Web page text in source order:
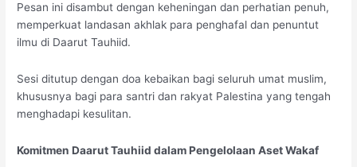
Pesan ini disambut dengan keheningan dan perhatian penuh,
memperkuat landasan akhlak para penghafal dan penuntut
ilmu di Daarut Tauhiid.
Sesi ditutup dengan doa kebaikan bagi seluruh umat muslim,
khususnya bagi para santri dan rakyat Palestina yang tengah
menghadapi kesulitan.
Komitmen Daarut Tauhiid dalam Pengelolaan Aset Wakaf